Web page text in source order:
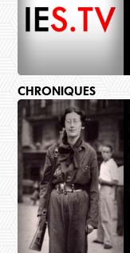
CHRONIQUES